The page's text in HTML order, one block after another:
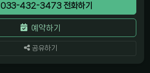
033-432-3473 전화하기
예약하기
공유하기